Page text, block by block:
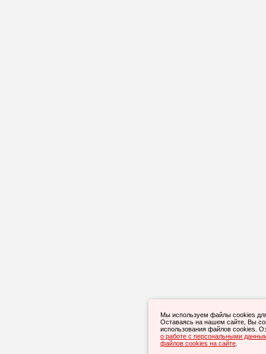
Мы используем файлы cookies
Оставаясь на нашем сайте, Вы
использования файлов cookies.
о работе с персональными
файлов cookies на сайте